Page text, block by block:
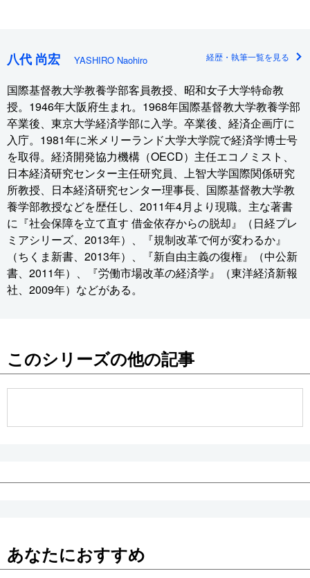
八代 尚宏 YASHIRO Naohiro 経歴・執筆一覧を見る
国際基督教大学教養学部客員教授、昭和女子大学特命教
授。1946年大阪府生まれ。1968年国際基督教大学教養学部
卒業後、東京大学経済学部に入学。卒業後、経済企画庁に
入庁。1981年に米メリーランド大学大学院で経済学博士号
を取得。経済開発協力機構（OECD）主任エコノミスト、
日本経済研究センター主任研究員、上智大学国際関係研究
所教授、日本経済研究センター理事長、国際基督教大学教
養学部教授などを歴任し、2011年4月より現職。主な著書
に『社会保障を立て直す 借金依存からの脱却』（日経プレ
ミアシリーズ、2013年）、『規制改革で何が変わるか』
（ちくま新書、2013年）、『新自由主義の復権』（中公新
書、2011年）、『労働市場改革の経済学』（東洋経済新報
社、2009年）などがある。
このシリーズの他の記事
あなたにおすすめ